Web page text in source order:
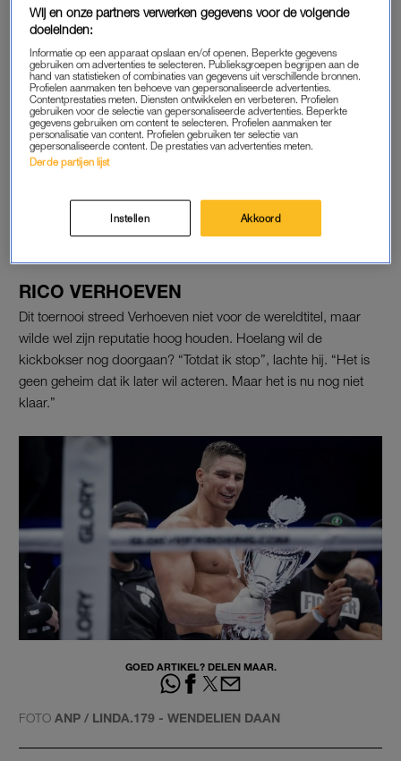
Gerges, Khbabez was in zijn halve eindstrijd tegen Rigters zo
diep gegaan dat hij Verhoeven nauwelijks partij kon bieden. De
Hagenaar, die uitkomt voor Marokko, werd tweemaal neer
getrapt in de eerste ronde en gaf vervolgens op met een
handblessure.
Rico Verhoeven woont na zijn relatiebreuk alleen: ‘Ik mis de
kinderen’
RICO VERHOEVEN
Dit toernooi streed Verhoeven niet voor de wereldtitel, maar
wilde wel zijn reputatie hoog houden. Hoelang wil de
kickbokser nog doorgaan? “Totdat ik stop”, lachte hij. “Het is
geen geheim dat ik later wil acteren. Maar het is nu nog niet
klaar.”
GOED ARTIKEL? DELEN MAAR.
FOTO ANP / LINDA.179 - WENDELIEN DAAN
Wij en onze partners verwerken gegevens voor de volgende
doeleinden:
Informatie op een apparaat opslaan en/of openen. Beperkte gegevens
gebruiken om advertenties te selecteren. Publieksgroepen begrijpen aan de
hand van statistieken of combinaties van gegevens uit verschillende bronnen.
Profielen aanmaken ten behoeve van gepersonaliseerde advertenties.
Contentprestaties meten. Diensten ontwikkelen en verbeteren. Profielen
gebruiken voor de selectie van gepersonaliseerde advertenties. Beperkte
gegevens gebruiken om content te selecteren. Profielen aanmaken ter
personalisatie van content. Profielen gebruiken ter selectie van
gepersonaliseerde content. De prestaties van advertenties meten.
Derde partijen lijst
Instellen Akkoord